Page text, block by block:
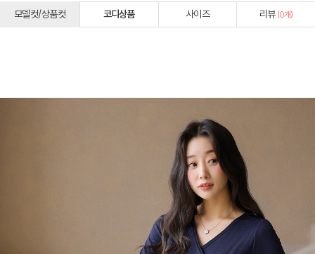
모델컷/상품컷 코디상품 사이즈 리뷰 (0개)